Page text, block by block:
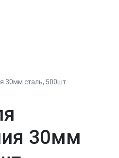
30мм сталь, 500шт
30мм